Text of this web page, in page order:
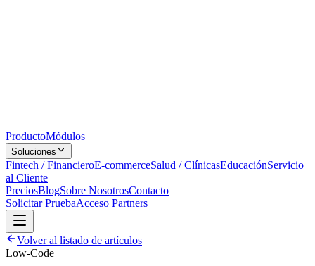
ProductoMódulos
Soluciones
Fintech / FinancieroE-commerceSalud / ClínicasEducaciónServicio
al Cliente
PreciosBlogSobre NosotrosContacto
Solicitar PruebaAcceso Partners
Volver al listado de artículos
Low-Code